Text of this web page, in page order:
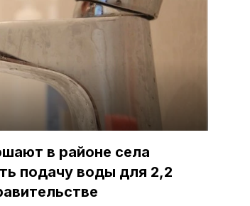
в районе села
подачу воды для 2,2